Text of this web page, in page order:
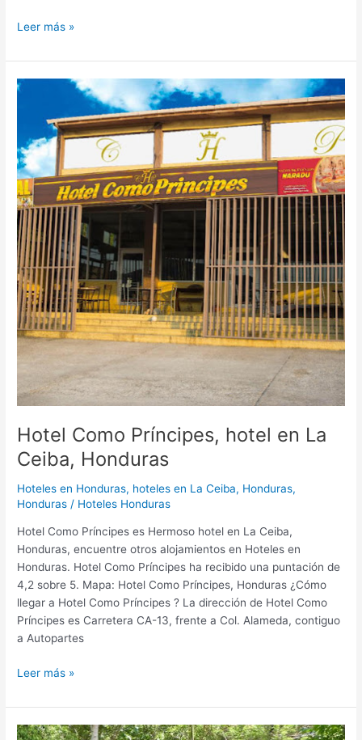
Leer más »
Hotel Como Príncipes, hotel en La
Ceiba, Honduras
Hoteles en Honduras, hoteles en La Ceiba, Honduras,
Honduras / Hoteles Honduras
Hotel Como Príncipes es Hermoso hotel en La Ceiba,
Honduras, encuentre otros alojamientos en Hoteles en
Honduras. Hotel Como Príncipes ha recibido una puntación de
4,2 sobre 5. Mapa: Hotel Como Príncipes, Honduras ¿Cómo
llegar a Hotel Como Príncipes ? La dirección de Hotel Como
Príncipes es Carretera CA-13, frente a Col. Alameda, contiguo
a Autopartes
Hotel
Príncipes,
hotel
en
La
Ceiba,
Honduras
Leer más »
Villas